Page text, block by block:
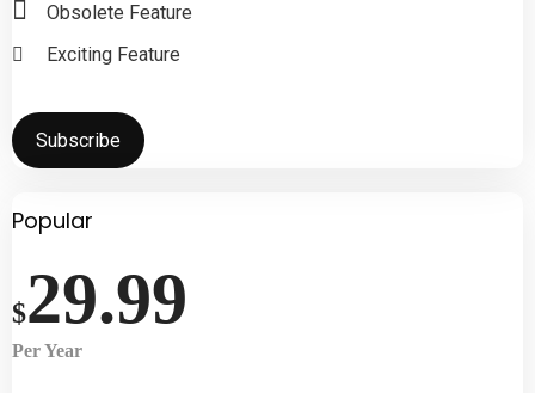
Obsolete Feature
Exciting Feature
Subscribe
Popular
$29.99
Per Year